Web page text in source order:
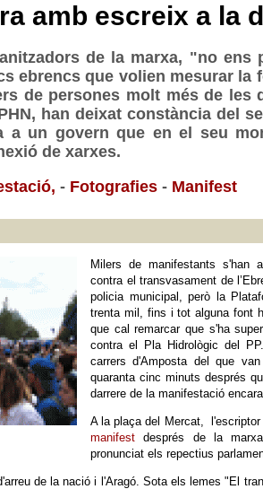
amb escreix a la
de la marxa, "no ens
ebrencs que volien mesurar la
de persones molt més de les
han deixat constància del
a un govern que en el seu
de xarxes.
- Fotografies - Manifest
Milers de manifestants s'han
contra el transvasament de
policia municipal, però la
trenta mil, fins i tot alguna font
que cal remarcar que s'ha
contra el Pla Hidrològic del
carrers d'Amposta del que
quaranta cinc minuts després
darrere de la manifestació
A la plaça del Mercat,
manifest després de la
pronunciat els repectius
de la nació i l'Aragó. Sota els lemes "El